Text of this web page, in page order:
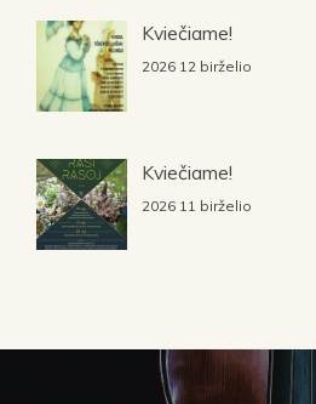
Kviečiame!
2026 12 birželio
Kviečiame!
2026 11 birželio